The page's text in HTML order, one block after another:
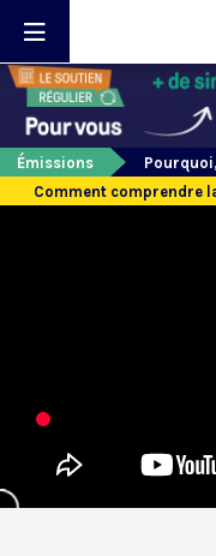
Émissions
Comment comprendre